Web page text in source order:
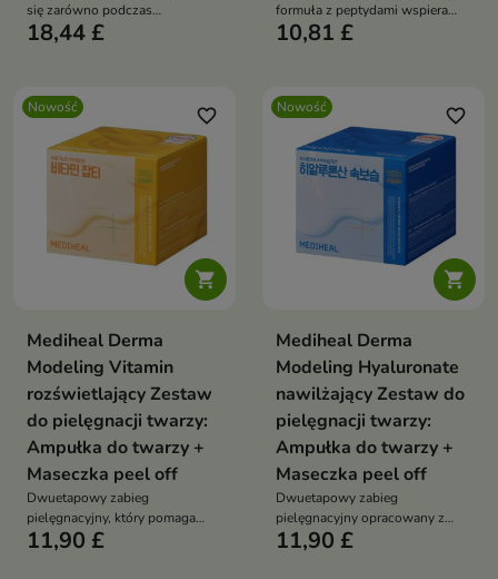
się zarówno podczas
profesjonalnych zabiegów
18,44 £
formuła z peptydami wspiera
poprawę jędrności i
10,81 £
Nowość

favorite_border
Mediheal Derma
Modeling Vitamin
rozświetlający Zestaw
do pielęgnacji twarzy:
Ampułka do twarzy +
Maseczka peel off
Dwuetapowy zabieg
pielęgnacyjny, który pomaga
przywrócić skórze zdrowy blask
11,90 £
Nowość

favorite_border
Mediheal Derma
Modeling Hyaluronate
nawilżający Zestaw do
pielęgnacji twarzy:
Ampułka do twarzy +
Maseczka peel off
Dwuetapowy zabieg
pielęgnacyjny opracowany z
myślą o intensywnym
11,90 £